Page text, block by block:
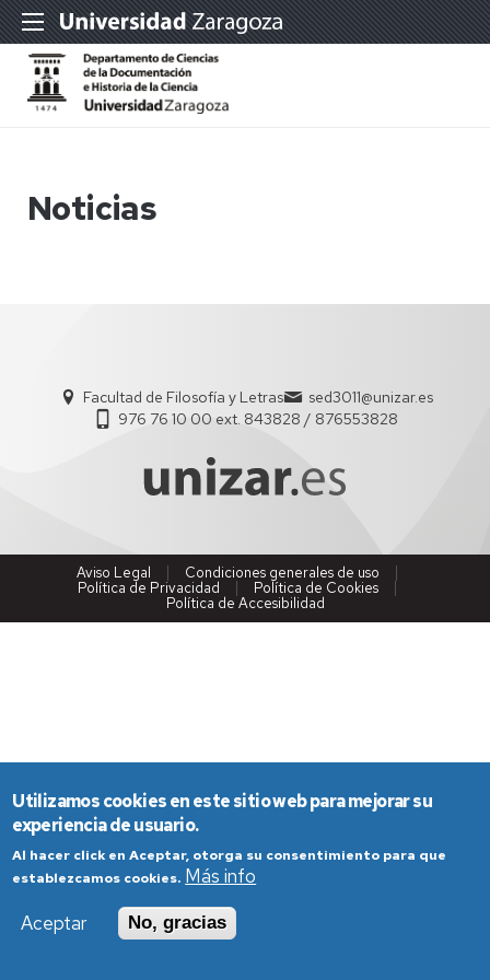
Noticias
Facultad de Filosofía y Letras
sed3011@unizar.es
976 76 10 00 ext. 843828 / 876553828
Aviso Legal
Condiciones generales de uso
Política de Privacidad
Política de Cookies
Política de Accesibilidad
Utilizamos cookies en este sitio web para mejorar su
experiencia de usuario.
Al hacer click en Aceptar, otorga su consentimiento para que
establezcamos cookies. Más info
Aceptar
No, gracias